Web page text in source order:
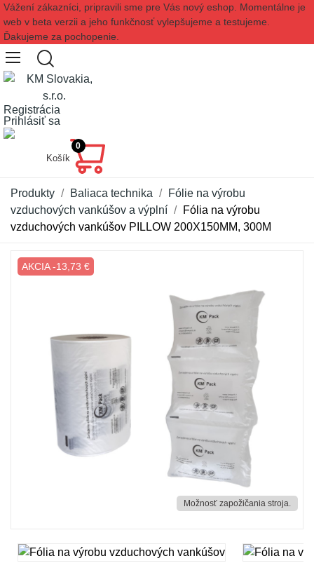
Vážení zákazníci, pripravili sme pre Vás nový eshop. Momentálne je
web v beta verzii a jeho funkčnosť vylepšujeme a testujeme.
Ďakujeme za pochopenie.
Registrácia
Prihlásiť sa
Košík
0
Produkty Baliaca technika
Fólie na výrobu
vzduchových vankúšov a výplní
Fólia na výrobu
vzduchových vankúšov PILLOW 200X150MM, 300M
AKCIA -13,73 €
Možnosť zapožičania stroja.